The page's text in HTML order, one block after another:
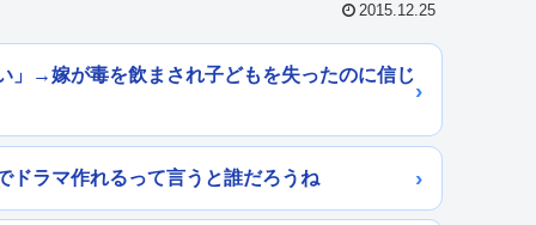
2015.12.25
」→嫁が毒を飲まされ子どもを失ったのに信じ
ドラマ作れるって言うと誰だろうね